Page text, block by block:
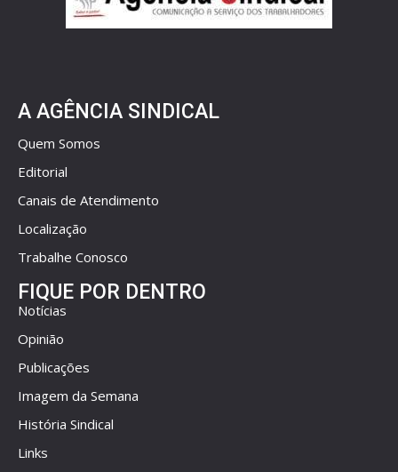
A AGÊNCIA SINDICAL
Quem Somos
Editorial
Canais de Atendimento
Localização
Trabalhe Conosco
FIQUE POR DENTRO
Notícias
Opinião
Publicações
Imagem da Semana
História Sindical
Links